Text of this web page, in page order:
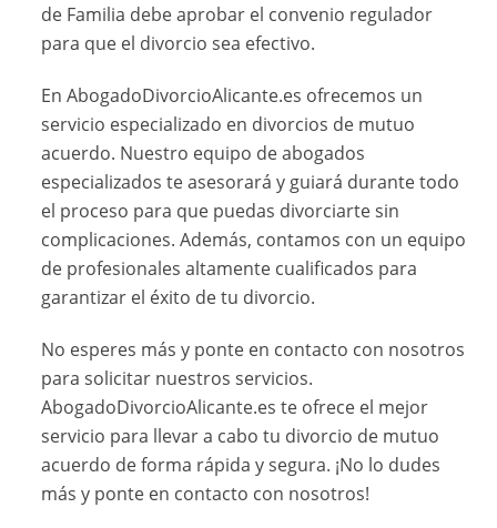
de Familia debe aprobar el convenio regulador
para que el divorcio sea efectivo.
En AbogadoDivorcioAlicante.es ofrecemos un
servicio especializado en divorcios de mutuo
acuerdo. Nuestro equipo de abogados
especializados te asesorará y guiará durante todo
el proceso para que puedas divorciarte sin
complicaciones. Además, contamos con un equipo
de profesionales altamente cualificados para
garantizar el éxito de tu divorcio.
No esperes más y ponte en contacto con nosotros
para solicitar nuestros servicios.
AbogadoDivorcioAlicante.es te ofrece el mejor
servicio para llevar a cabo tu divorcio de mutuo
acuerdo de forma rápida y segura. ¡No lo dudes
más y ponte en contacto con nosotros!